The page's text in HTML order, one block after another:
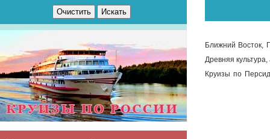
Ближний Восток,
Древняя
Круизы по